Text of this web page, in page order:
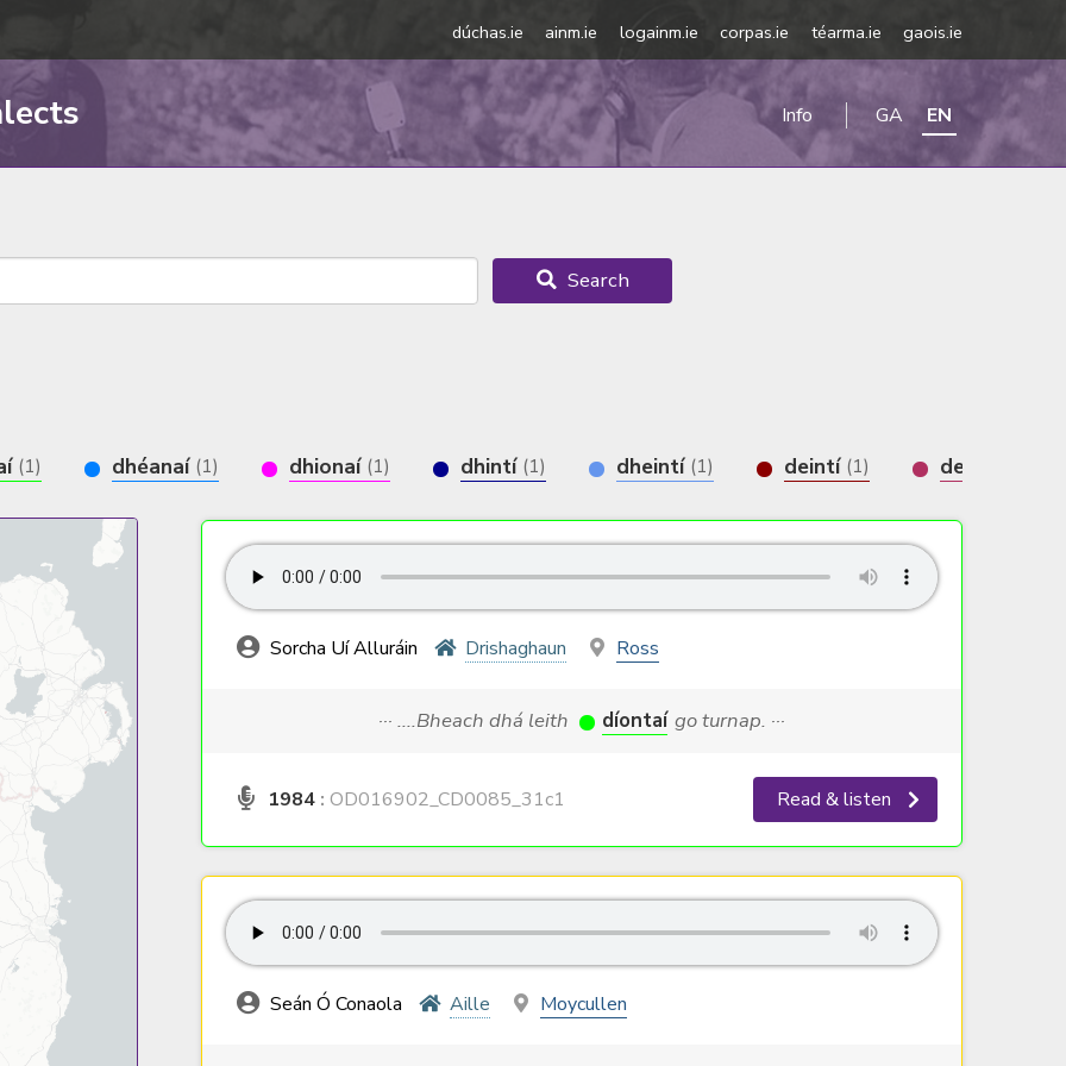
dúchas.ie ainm.ie logainm.ie corpas.ie téarma.ie gaois.ie
Info GA EN
Search
(1) dhéanaí (1) dhionaí (1) dhintí (1) dheintí (1) deintí (1) deantaí
Sorcha Uí Alluráin Drishaghaun Ross
··· ....Bheach dhá leith díontaí go turnap. ···
1984 : OD016902_CD0085_31c1 Read & listen
Seán Ó Conaola Aille Moycullen